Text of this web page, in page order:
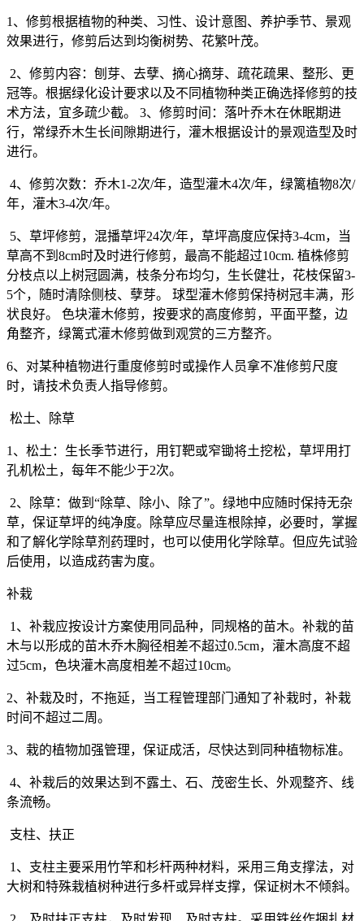
1 、修剪根据植物的种类、习性、设计意图、养护季节、景观
效果进行，修剪后达到均衡树势、花繁叶茂。
2、修剪内容：刨芽、去孽、摘心摘芽、疏花疏果、整形、更
冠等。根据绿化设计要求以及不同植物种类正确选择修剪的技
术方法，宜多疏少截。
3、修剪时间：落叶乔木在休眠期进
行，常绿乔木生长间隙期进行，灌木根据设计的景观造型及时
进行。
4、修剪次数：乔木1-2次/年，造型灌木4次/年，绿篱植物8次/
年，灌木3-4次/年。
5、草坪修剪，混播草坪24次/年，草坪高度应保持3-4cm，当
草高不到 8cm时及时进行修剪，最高不能超过10cm. 植株修剪
分枝点以上树冠圆满，枝条分布均匀，生长健壮，花枝保留3-
5个，随时清除侧枝、孽芽。
球型灌木修剪保持树冠丰满，形
状良好。
色块灌木修剪，按要求的高度修剪，平面平整，边
角整齐，绿篱式灌木修剪做到观赏的三方整齐。
6、对某种植物进行重度修剪时或操作人员拿不准修剪尺度
时，请技术负责人指导修剪。
松土、除草
1 、松土：生长季节进行，用钉靶或窄锄将土挖松，草坪用打
孔机松土，每年不能少于2次。
2、除草：做到“除草、除小、除了”。绿地中应随时保持无杂
草，保证草坪的纯净度。除草应尽量连根除掉，必要时，掌握
和了解化学除草剂药理时，也可以使用化学除草。但应先试验
后使用，以造成药害为度。
补栽
1 、补栽应按设计方案使用同品种，同规格的苗木。补栽的苗
木与以形成的苗木乔木胸径相差不超过0.5cm，灌木高度不超
过5cm，色块灌木高度相差不超过10cm。
2、补栽及时，不拖延，当工程管理部门通知了补栽时，补栽
时间不超过二周。
3、栽的植物加强管理，保证成活，尽快达到同种植物标准。
4、补栽后的效果达到不露土、石、茂密生长、外观整齐、线
条流畅。
支柱、扶正
1 、支柱主要采用竹竿和杉杆两种材料，采用三角支撑法，对
大树和特殊栽植树种进行多杆或异样支撑，保证树木不倾斜。